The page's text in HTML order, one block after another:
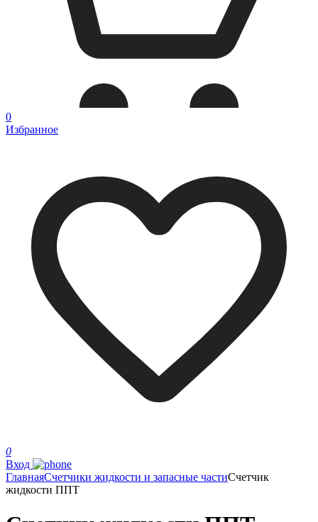
0
Избранное
0
Вход
ГлавнаяСчетчики жидкости и запасные частиСчетчик
жидкости ППТ